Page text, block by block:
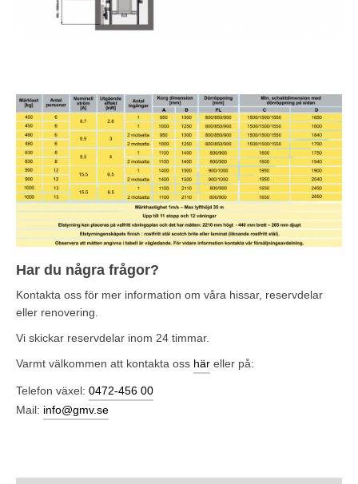
Har du några frågor?
Kontakta oss för mer information om våra hissar, reservdelar
eller renovering.
Vi skickar reservdelar inom 24 timmar.
Varmt välkommen att kontakta oss här eller på:
Telefon växel: 0472-456 00
Mail: info@gmv.se